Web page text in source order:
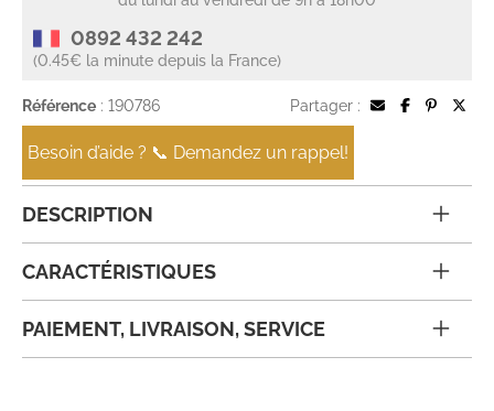
0892 432 242
(0.45€ la minute depuis la France)
Référence : 190786 Partager :
Besoin d’aide ? 📞 Demandez un rappel!
DESCRIPTION
CARACTÉRISTIQUES
PAIEMENT, LIVRAISON, SERVICE